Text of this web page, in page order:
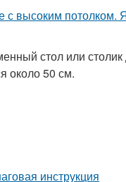
стол или столик
около 50 см.
инструкция